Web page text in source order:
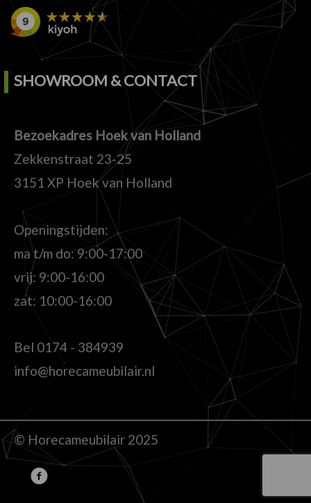
SHOWROOM & CONTACT
Bezoekadres Hoek van Holland
Zekkenstraat 23-25
3151 XP Hoek van Holland
Openingstijden:
ma t/m do: 9:00-17:00
vrij: 9:00-16:00
zat: 10:00-16:00
Bel 0174 - 384939
info@horecameubilair.nl
© Horecameubilair 2025